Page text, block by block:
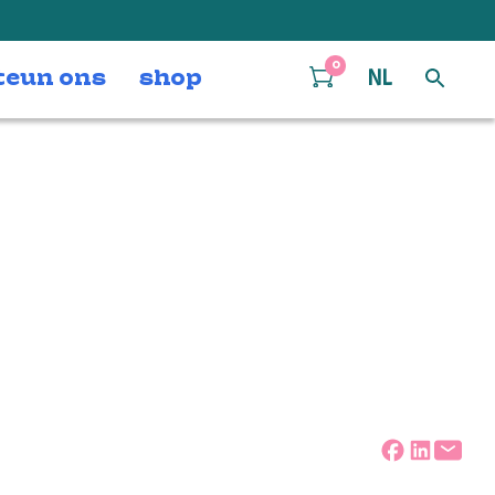
ons shop
0
NL